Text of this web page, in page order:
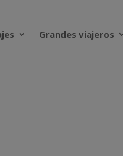
Grandes viajeros